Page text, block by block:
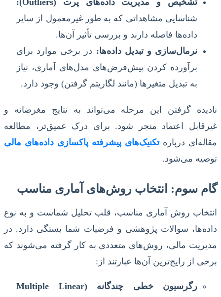
شناسایی مشاهداتی که به طور غیرمعمول از سایر
داده‌ها فاصله دارند و بررسی تأثیر آن‌ها.
نرمال‌سازی و تبدیل داده‌ها: در برخی موارد برای
برآورده کردن پیش‌فرض‌های مدل‌های آماری، نیاز
به تبدیل متغیرها (مانند لگاریتم گرفتن) وجود دارد.
نادیده گرفتن این مرحله می‌تواند به نتایج مغرضانه و
غیرقابل اعتماد منجر شود. برای درک عمیق‌تر، مطالعه
مقاله‌ای دربارهتکنیک‌های پیشرفته پاکسازی داده‌های مالی
توصیه می‌شود.
گام سوم: انتخاب روش‌های آماری مناسب
انتخاب روش آماری مناسب، قلب تحلیل شماست و به نوع
داده‌ها، سوالات پژوهشی و فرضیات شما بستگی دارد. در
مدیریت مالی، روش‌های متعددی به کار گرفته می‌شوند که
برخی از رایج‌ترین آن‌ها عبارتند از:
رگرسیون خطی چندگانه (Multiple Linear